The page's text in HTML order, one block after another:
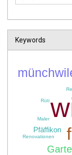
Keywords
Pfäffikon
Renovationen
Maler
Rüti